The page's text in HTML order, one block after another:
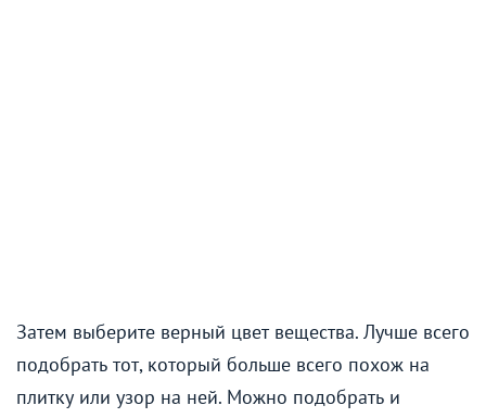
Затем выберите верный цвет вещества. Лучше всего
подобрать тот, который больше всего похож на
плитку или узор на ней. Можно подобрать и